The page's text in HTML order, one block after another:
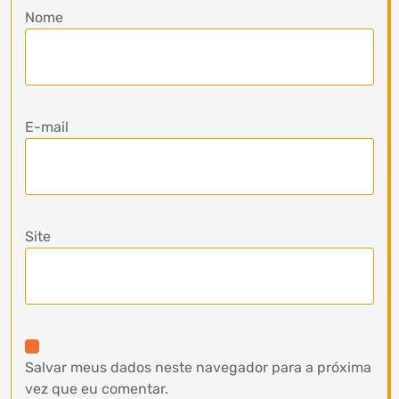
Nome
E-mail
Site
Salvar meus dados neste navegador para a próxima
vez que eu comentar.